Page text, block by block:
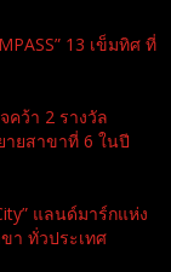
13 เข็มทิศ ที่
คว้า 2 รางวัล
ายสาขาที่ 6 ในปี
แลนด์มาร์กแห่ง
า ทั่วประเทศ